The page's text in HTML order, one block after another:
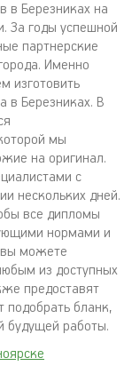
в Березниках на
За годы успешной
партнерские
Именно
изготовить
в Березниках. В
мы
на оригинал.
с
нескольких дней.
все дипломы
нормами и
вы можете
из доступных
предоставят
подобрать бланк,
будущей работы.